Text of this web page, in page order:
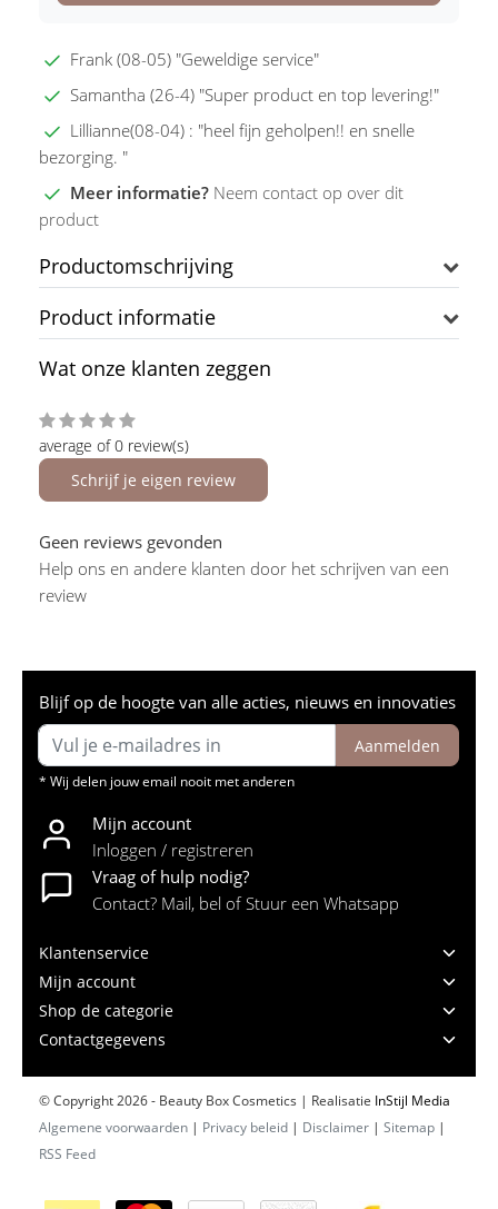
Frank (08-05) "Geweldige service"
Samantha (26-4) "Super product en top levering!"
Lillianne(08-04) : "heel fijn geholpen!! en snelle
bezorging. "
Meer informatie? Neem contact op over dit
product
Productomschrijving
Product informatie
Wat onze klanten zeggen
average of 0 review(s)
Schrijf je eigen review
Geen reviews gevonden
Help ons en andere klanten door het schrijven van een
review
Blijf op de hoogte van alle acties, nieuws en innovaties
Aanmelden
* Wij delen jouw email nooit met anderen
Mijn account
Inloggen / registreren
Vraag of hulp nodig?
Contact? Mail, bel of Stuur een Whatsapp
Klantenservice
Mijn account
Shop de categorie
Contactgegevens
© Copyright 2026 - Beauty Box Cosmetics | Realisatie InStijl Media
Algemene voorwaarden | Privacy beleid | Disclaimer | Sitemap |
RSS Feed